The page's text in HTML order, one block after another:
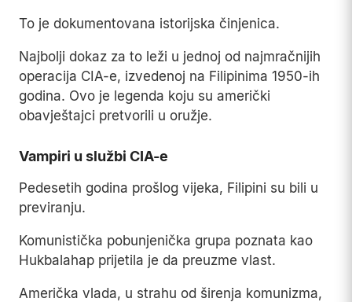
To je dokumentovana istorijska činjenica.
Najbolji dokaz za to leži u jednoj od najmračnijih
operacija CIA-e, izvedenoj na Filipinima 1950-ih
godina. Ovo je legenda koju su američki
obavještajci pretvorili u oružje.
Vampiri u službi CIA-e
Pedesetih godina prošlog vijeka, Filipini su bili u
previranju.
Komunistička pobunjenička grupa poznata kao
Hukbalahap prijetila je da preuzme vlast.
Američka vlada, u strahu od širenja komunizma,